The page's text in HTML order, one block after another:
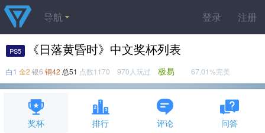
登录 注册
导航
PS5 《日落黄昏时》中文奖杯列表
白1 金2 银6 铜42 总51 点数1170 970人玩过 极易 67.01%完美
奖杯 排行 评论 问答